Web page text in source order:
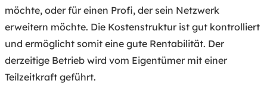
möchte, oder für einen Profi, der sein Netzwerk
erweitern möchte. Die Kostenstruktur ist gut kontrolliert
und ermöglicht somit eine gute Rentabilität. Der
derzeitige Betrieb wird vom Eigentümer mit einer
Teilzeitkraft geführt.